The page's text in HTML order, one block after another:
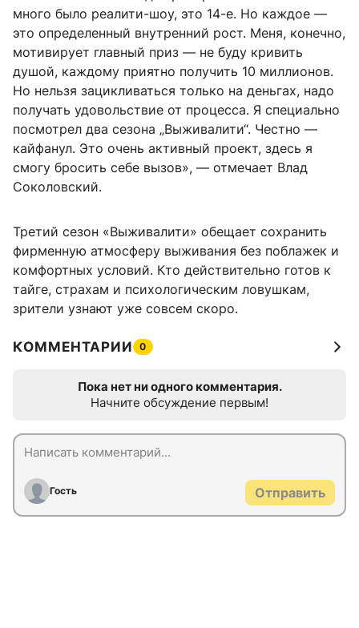
много было реалити-шоу, это 14-е. Но каждое —
это определенный внутренний рост. Меня, конечно,
мотивирует главный приз — не буду кривить
душой, каждому приятно получить 10 миллионов.
Но нельзя зацикливаться только на деньгах, надо
получать удовольствие от процесса. Я специально
посмотрел два сезона „Выживалити“. Честно —
кайфанул. Это очень активный проект, здесь я
смогу бросить себе вызов», — отмечает Влад
Соколовский.
Третий сезон «Выживалити» обещает сохранить
фирменную атмосферу выживания без поблажек и
комфортных условий. Кто действительно готов к
тайге, страхам и психологическим ловушкам,
зрители узнают уже совсем скоро.
КОММЕНТАРИИ 0
Пока нет ни одного комментария.
Начните обсуждение первым!
Гость Отправить